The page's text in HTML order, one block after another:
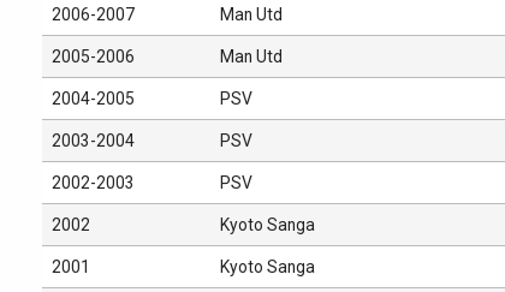
2006-2007 Man Utd
2005-2006 Man Utd
2004-2005 PSV
2003-2004 PSV
2002-2003 PSV
2002 Kyoto Sanga
2001 Kyoto Sanga